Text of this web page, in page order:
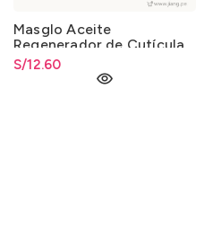
Masglo Aceite
Regenerador de Cutícula
23ml.
S/12.60